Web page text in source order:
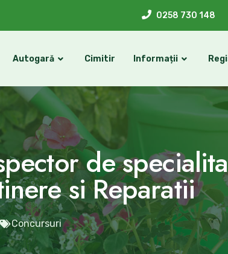
0258 730 148
Autogară Cimitir Informații
de
si Reparatii
Concursuri